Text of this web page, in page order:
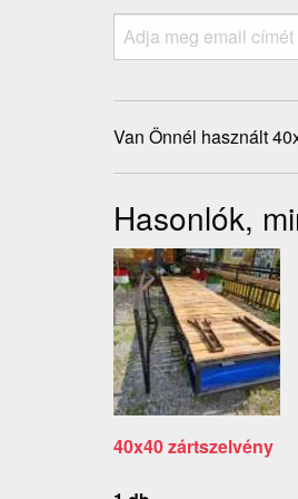
Van Önnél használt
Hasonlók,
40x40 zártszelvény